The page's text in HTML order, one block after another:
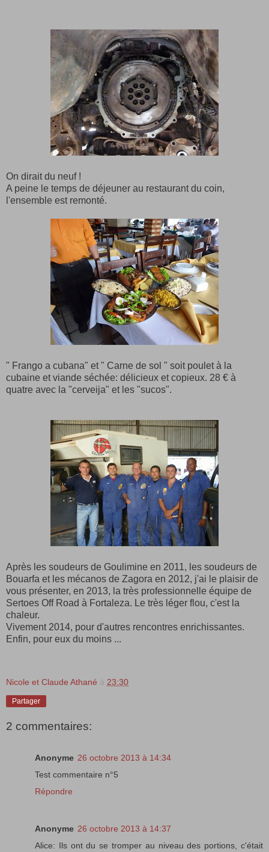
On dirait du neuf !
A peine le temps de déjeuner au restaurant du coin,
l'ensemble est remonté.
" Frango a cubana" et " Carne de sol " soit poulet à la
cubaine et viande séchée: délicieux et copieux. 28 € à
quatre avec la "cerveija" et les "sucos".
Après les soudeurs de Goulimine en 2011, les soudeurs de
Bouarfa et les mécanos de Zagora en 2012, j'ai le plaisir de
vous présenter, en 2013, la très professionnelle équipe de
Sertoes Off Road à Fortaleza. Le très léger flou, c'est la
chaleur.
Vivement 2014, pour d'autres rencontres enrichissantes.
Enfin, pour eux du moins ...
Nicole et Claude Athané à 23:30
Partager
2 commentaires:
Anonyme 26 octobre 2013 à 14:34
Test commentaire n°5
Répondre
Anonyme 26 octobre 2013 à 14:37
Alice: Ils ont du se tromper au niveau des portions, c'était